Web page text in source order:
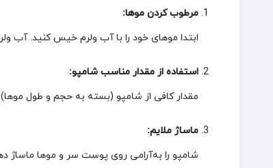
مرطوب کردن موها:
ابتدا موهای خود را با آب ولرم خیس کنید.
استفاده از مقدار مناسب شامپو:
مقدار کافی از شامپو (بسته به حجم و طول
ماساژ ملایم: